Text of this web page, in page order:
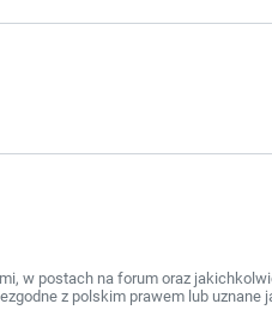
w postach na forum oraz
z polskim prawem lub uznane